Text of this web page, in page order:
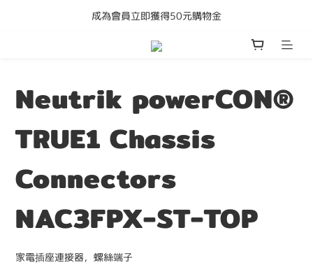
購買任何產品即享全港免運費
成為會員立即獲得50元購物金
購買任何產品即享全港免運費
Neutrik powerCON®
TRUE1 Chassis
Connectors
NAC3FPX-ST-TOP
家電插座連接器，螺絲端子